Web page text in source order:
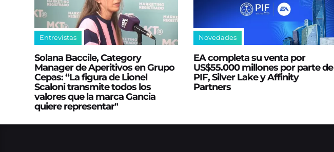
Entrevistas
Solana Baccile, Category
Manager de Aperitivos en Grupo
Cepas: “La figura de Lionel
Scaloni transmite todos los
valores que la marca Gancia
quiere representar"
Novedades
EA completa su venta por
US$55.000 millones por parte de
PIF, Silver Lake y Affinity
Partners